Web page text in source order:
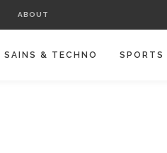
ABOUT
SAINS & TECHNO SPORTS